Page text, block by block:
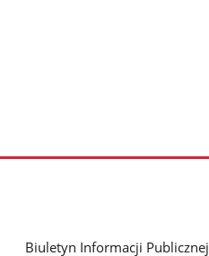
Biuletyn Informacji Publicznej